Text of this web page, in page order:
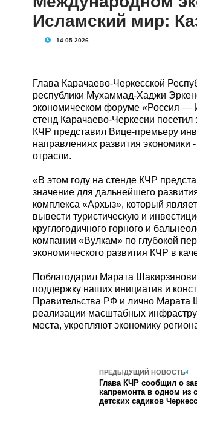
Исламский мир:
14.05.2026
Глава Карачаево-Черкесской
республики Мухаммад-Хаджи
экономическом форуме «Россия —
стенд Карачаево-Черкесии
КЧР представил Вице-премьеру
направлениях развития экономики
отрасли.
«В этом году на стенде КЧР
значение для дальнейшего
комплекса «Архыз», который
вывести туристическую и
круглогодичного горного и
компании «Вулкам» по глубокой
экономического развития КЧР в
Поблагодарил Марата
поддержку наших инициатив и
Правительства РФ и лично Марата
реализации масштабных
места, укрепляют экономику
ПРЕДЫДУЩИЙ НОВОСТЬ
Глава КЧР сообщил о
капремонта в одном из
детских садиков